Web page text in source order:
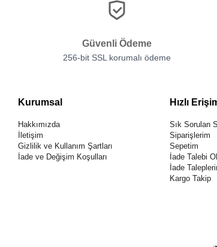
Güvenli Ödeme
256-bit SSL korumalı ödeme
Kurumsal
Hakkımızda
İletişim
Gizlilik ve Kullanım Şartları
İade ve Değişim Koşulları
Hızlı
Sık Sorulan
Siparişlerim
Sepetim
İade Talebi
İade
Kargo Takip